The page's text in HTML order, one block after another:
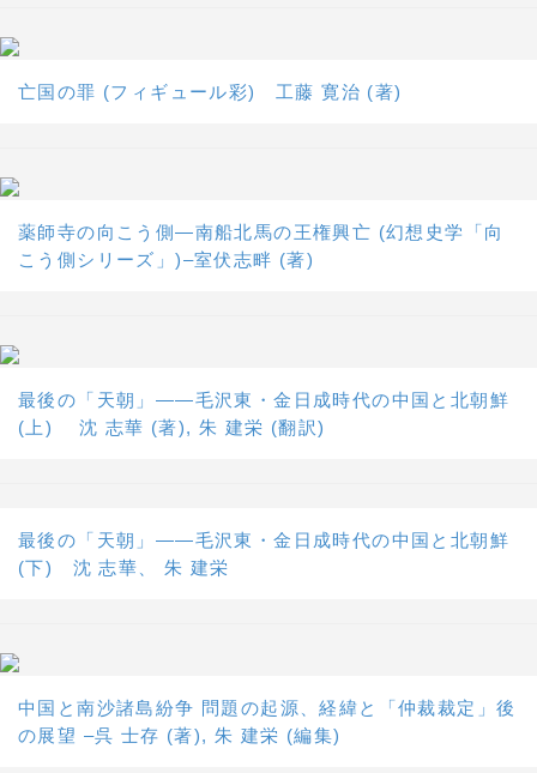
亡国の罪 (フィギュール彩) 工藤 寛治 (著)
薬師寺の向こう側―南船北馬の王権興亡 (幻想史学「向
こう側シリーズ」)–室伏志畔 (著)
最後の「天朝」――毛沢東・金日成時代の中国と北朝鮮
(上) 沈 志華 (著), 朱 建栄 (翻訳)
最後の「天朝」――毛沢東・金日成時代の中国と北朝鮮
(下) 沈 志華、 朱 建栄
中国と南沙諸島紛争 問題の起源、経緯と「仲裁裁定」後
の展望 –呉 士存 (著), 朱 建栄 (編集)